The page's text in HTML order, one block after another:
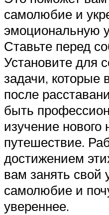
самолюбие и
эмоциональную
Ставьте перед
Установите для
задачи, которые
после
быть
изучение нового
путешествие.
достижением
вам занять свой
самолюбие и
увереннее.